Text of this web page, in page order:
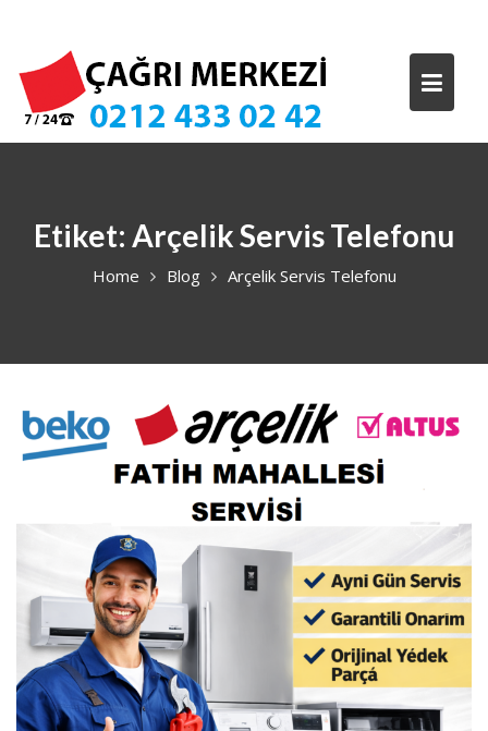
content
Etiket: Arçelik Servis Telefonu
Home Blog Arçelik Servis Telefonu